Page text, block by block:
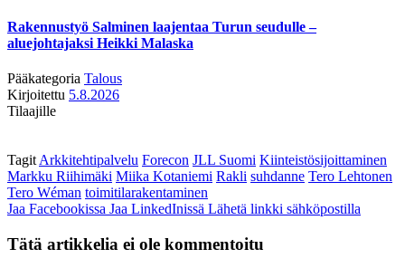
Rakennustyö Salminen laajentaa Turun seudulle –
aluejohtajaksi Heikki Malaska
Pääkategoria Talous
Kirjoitettu 5.8.2026
Tilaajille
Tagit Arkkitehtipalvelu Forecon JLL Suomi Kiinteistösijoittaminen
Markku Riihimäki Miika Kotaniemi Rakli suhdanne Tero Lehtonen
Tero Wéman toimitilarakentaminen
Jaa Facebookissa Jaa LinkedInissä Lähetä linkki sähköpostilla
Tätä artikkelia ei ole kommentoitu